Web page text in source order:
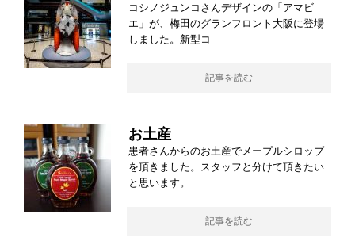
コシノジュンコさんデザインの「アマビ
エ」が、梅田のグランフロント大阪に登場
しました。新型コ
記事を読む
お土産
患者さんからのお土産でメープルシロップ
を頂きました。スタッフと分けて頂きたい
と思います。
記事を読む